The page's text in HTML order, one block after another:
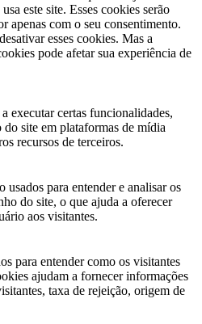
este site. Esses cookies serão
apenas com o seu consentimento.
esses cookies. Mas a
pode afetar sua experiência de
executar certas funcionalidades,
site em plataformas de mídia
recursos de terceiros.
usados ​​para entender e analisar os
do site, o que ajuda a oferecer
aos visitantes.
​​para entender como os visitantes
ajudam a fornecer informações
taxa de rejeição, origem de